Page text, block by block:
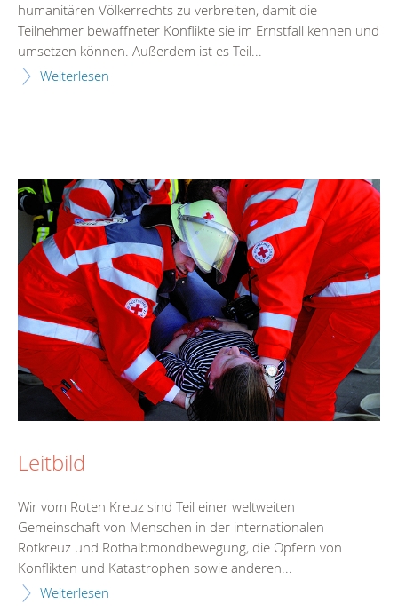
humanitären Völkerrechts zu verbreiten, damit die
Teilnehmer bewaffneter Konflikte sie im Ernstfall kennen und
umsetzen können. Außerdem ist es Teil...
Weiterlesen
Leitbild
Wir vom Roten Kreuz sind Teil einer weltweiten
Gemeinschaft von Menschen in der internationalen
Rotkreuz und Rothalbmondbewegung, die Opfern von
Konflikten und Katastrophen sowie anderen...
Weiterlesen